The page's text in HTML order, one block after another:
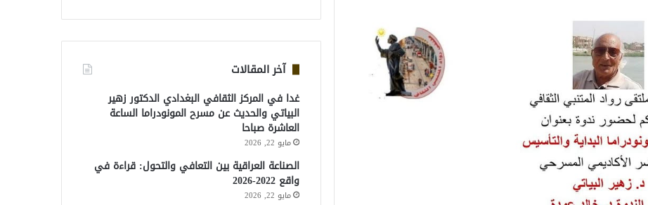
آخر المقالات
غدا في المركز الثقافي البغدادي الدكتور زهير
البياتي والحديث عن مسرح المونودراما الساعة
العاشرة صباحا
مايو 22, 2026
الصناعة العراقية بين التعافي والتحول: قراءة في
واقع 2022-2026
مايو 22, 2026